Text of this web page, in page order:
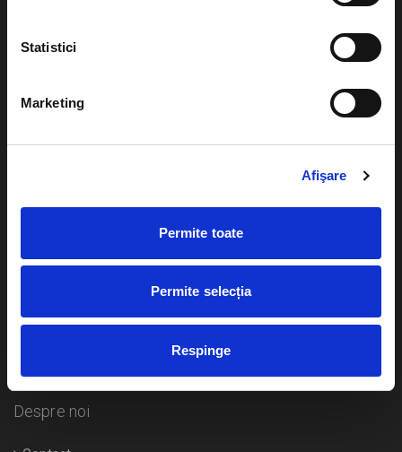
Statistici
Marketing
Afişare
Permite toate
Permite selecția
Respinge
Plata online sau cash
Livrare prin curier
Duplicare bilete
Concerte si
Despre noi